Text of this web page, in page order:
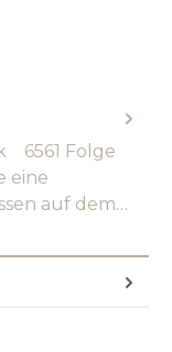
6561 Folge
eine
auf dem…